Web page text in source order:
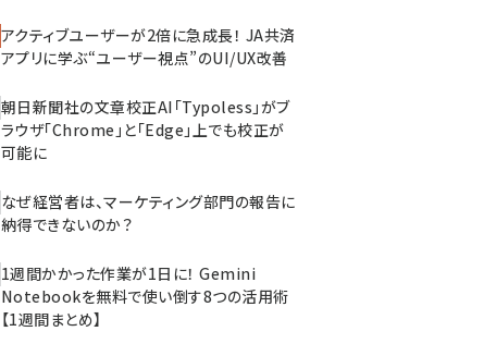
アクティブユーザーが2倍に急成長！ JA共済
アプリに学ぶ“ユーザー視点”のUI/UX改善
朝日新聞社の文章校正AI「Typoless」がブ
ラウザ「Chrome」と「Edge」上でも校正が
可能に
なぜ経営者は、マーケティング部門の報告に
納得できないのか？
1週間かかった作業が1日に！ Gemini
Notebookを無料で使い倒す8つの活用術
【1週間まとめ】